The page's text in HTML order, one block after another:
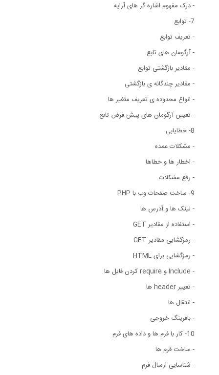
- درک مفهوم اشاره گر های آرایه
7- توابع
- تعریف توابع
- آرگومان های تابع
- مقادیر بازگشتی توابع
- مقادیر چندگانه ی بازگشتی
- انواع محدوده ی تعریف متغیر ها
- تعیین آرگومان های پیش فرض تابع
8- خطایابی
- مشکلات عمده
- اخطار ها و خطاها
- رفع مشکلات
9- ساخت صفحات وب با PHP
- لینک ها و آدرس ها
- استفاده از مقادیر GET
- رمزگشایی مقادیر GET
- رمزگشایی برای HTML
- Include و require کردن فایل ها
- تغییر header ها
- انتقال ها
- بافرینگ خروجی
10- کار با فرم ها و داده های فرم
- ساخت فرم ها
- شناسایی ارسال فرم